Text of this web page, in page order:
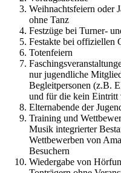
Weihnachtsfeiern oder
ohne Tanz
Festzüge bei Turner-
Festakte bei offiziellen
Totenfeiern
nur jugendliche
Begleitpersonen (z.B.
und für die kein Eintritt
Elternabende der
Training und
Musik integrierter
Wettbewerben von
Besuchern
Wiedergabe von